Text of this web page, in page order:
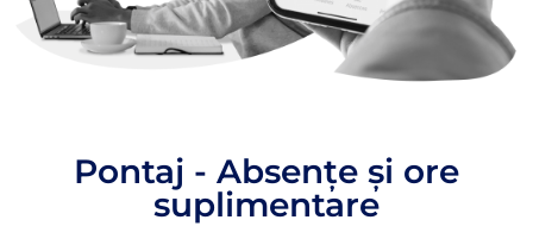
Pontaj - Absențe și ore
suplimentare